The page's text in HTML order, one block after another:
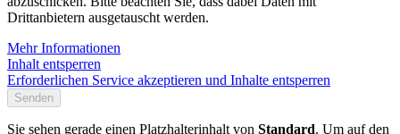
Drittanbietern ausgetauscht werden.
Mehr Informationen
Inhalt entsperren
Erforderlichen Service akzeptieren und Inhalte entsperren
Senden
Sie sehen gerade einen Platzhalterinhalt von Standard. Um auf den